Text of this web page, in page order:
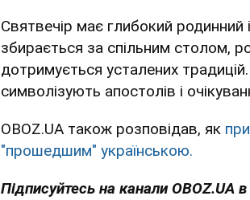
Святвечір має глибокий родинний
збирається за спільним столом,
дотримується усталених
символізують апостолів і
OBOZ.UA також розповідав, як
"прошедшим" українською.
Підписуйтесь на канали OBOZ.UA в